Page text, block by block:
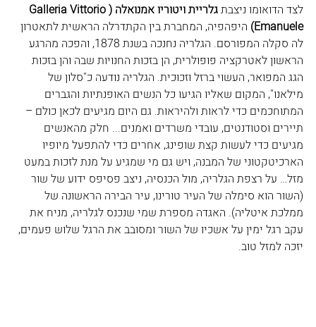
לצד הדואומו ניצבת
גלריית ויטוריו אמנואלה (Galleria Vittorio
Emanuele) היפהפיה, המחברת בין הקתדרלה הראשית לתאטרון
לה סקלה המפורסם. הגלריה נחנכה בשנת 1878, והפכה מהרגע
הראשון לאטרקציה פופולרית, הן בזכות החנויות שבה והן בזכות
הגג המפואר, העשוי ברזל וזכוכית. הגלריה נודעה כ"סלון של
מילאנו", המקום שאליו הגיעו כל הנשים האופנתיות והגברים
המתוחכמים כדי לראות ולהיראות. גם היום מגיעים לכאן כולם –
תיירים וסטודנטים, עובדי משרדים ואמנים... חלק מהאנשים
מגיעים כדי לעשות קצת שופינג, אחרים כדי להתפעל מיופיו
הארכיטקטוני של המבנה, ויש גם מי שמגיע על מנת לזכות במעט
מזל… על רצפת הגלריה, מול הכנסיה, ניצב פסיפס ידוע של שור
(השור הוא סימלה של העיר טורינו, עיר הבירה הראשונה של
ממלכת איטליה). האגדה מספרת שמי שנכנס לגלריה, מניח את
עקב רגל ימין על אשכיו של השור ומסובב את הרגל שלוש פעמים,
יזכה למזל טוב.